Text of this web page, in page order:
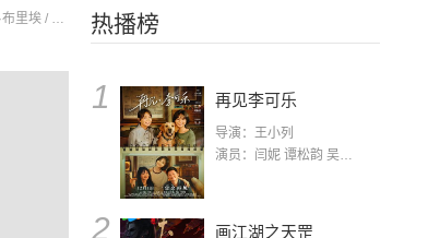
热播榜
1 再见李可乐
导演：王小列
演员：闫妮 谭松韵 吴京 蒋龙 赵小棠 冯雷 李虎城 平安 小七 小可乐
2 画江湖之天罡
利诺·文图拉 / 贝尔纳·布里埃 / 弗朗西斯·布朗什